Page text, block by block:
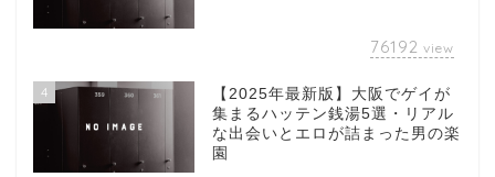
76192 view
4
【2025年最新版】大阪でゲイが
集まるハッテン銭湯5選・リアル
な出会いとエロが詰まった男の楽
園